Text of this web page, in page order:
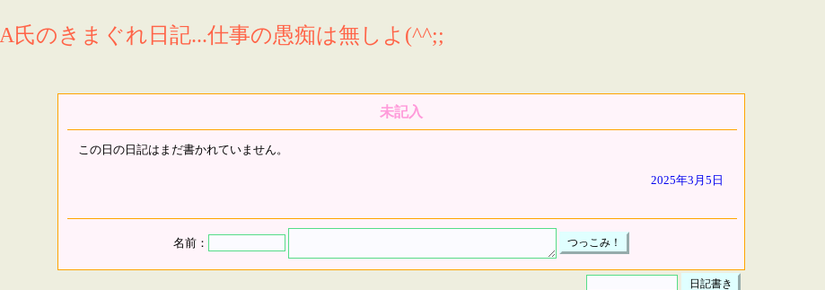
A氏のきまぐれ日記...仕事の愚痴は無しよ(^^;;
未記入
この日の日記はまだ書かれていません。
2025年3月5日
名前：